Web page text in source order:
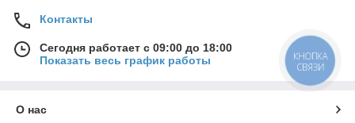
Контакты
Сегодня работает с 09:00 до 18:00
Показать весь график работы
О нас
КНОПКА
СВЯЗИ